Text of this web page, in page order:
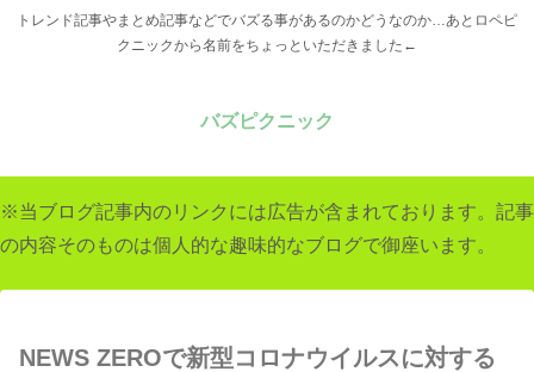
トレンド記事やまとめ記事などでバズる事があるのかどうなのか…あとロペピ
クニックから名前をちょっといただきました←
バズピクニック
※当ブログ記事内のリンクには広告が含まれております。記事
の内容そのものは個人的な趣味的なブログで御座います。
NEWS ZEROで新型コロナウイルスに対する